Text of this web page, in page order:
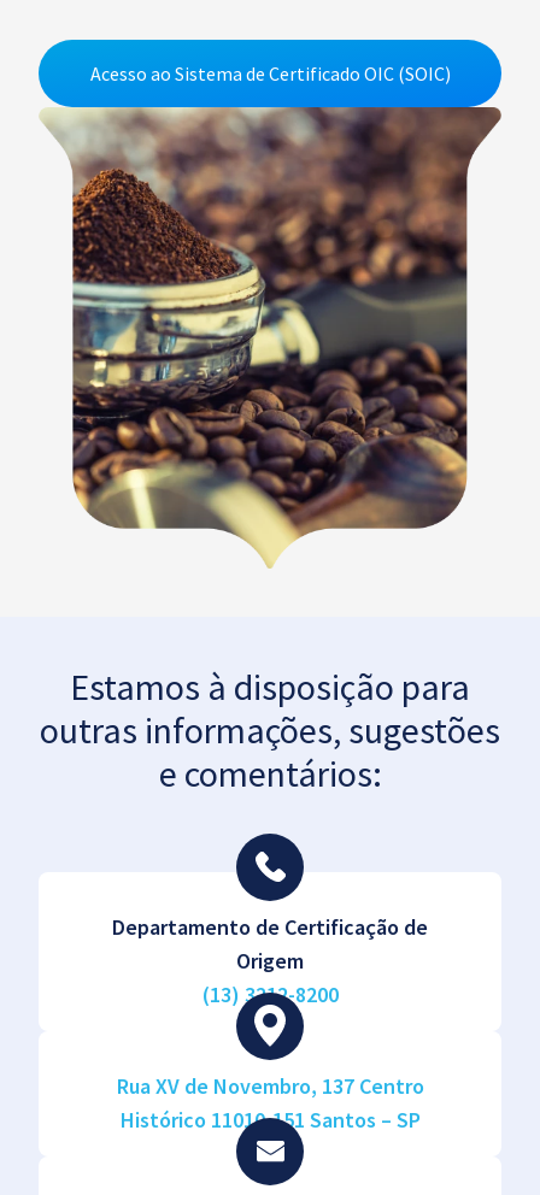
Acesso ao Sistema de Certificado OIC (SOIC)
Estamos à disposição para
outras informações, sugestões
e comentários:
Departamento de Certificação de
Origem
(13) 3212-8200
Rua XV de Novembro, 137 Centro
Histórico 11010-151 Santos – SP